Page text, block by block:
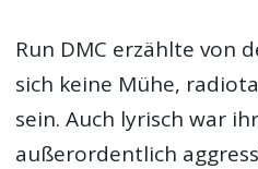
Run DMC erzählte von
sich keine Mühe,
sein. Auch lyrisch war
außerordentlich